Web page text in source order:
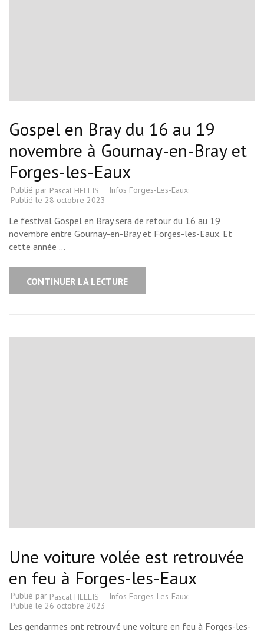
Gospel en Bray du 16 au 19
novembre à Gournay-en-Bray et
Forges-les-Eaux
Publié par Pascal HELLIS
Infos Forges-Les-Eaux:
Publié le 28 octobre 2023
Le festival Gospel en Bray sera de retour du 16 au 19
novembre entre Gournay-en-Bray et Forges-les-Eaux. Et
cette année …
CONTINUER LA LECTURE
Une voiture volée est retrouvée
en feu à Forges-les-Eaux
Publié par Pascal HELLIS
Infos Forges-Les-Eaux:
Publié le 26 octobre 2023
Les gendarmes ont retrouvé une voiture en feu à Forges-les-